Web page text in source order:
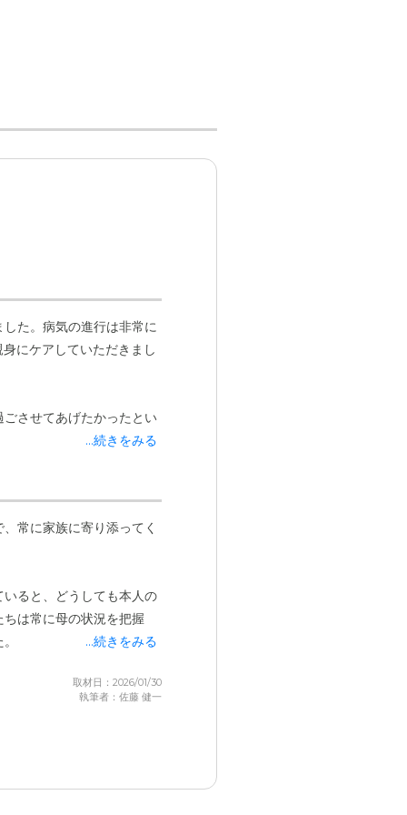
た。病気の進行は非常に
にケアしていただきまし
させてあげたかったとい
...続きをみる
常に家族に寄り添ってく
ると、どうしても本人の
は常に母の状況を把握
...続きをみる
取材日：2026/01/30
執筆者：佐藤 健一